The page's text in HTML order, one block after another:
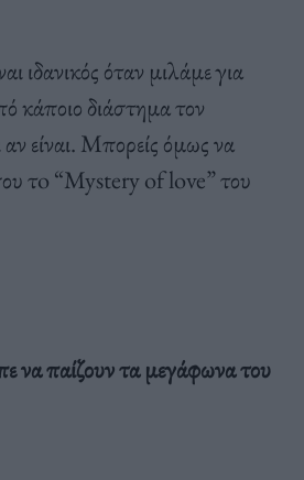
ιδανικός όταν μιλάμε για
κάποιο διάστημα τον
αν είναι. Μπορείς όμως να
τo “Mystery of love” του
να παίζουν τα μεγάφωνα του